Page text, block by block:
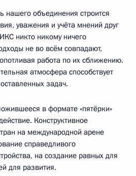
нашего объединения строится
уважения и учёта мнений друг
никто никому ничего
не во всём совпадают,
работа по их сближению.
атмосфера способствует
задач.
в формате «пятёрки»
Конструктивное
на международной арене
справедливого
на создание равных для
для развития.